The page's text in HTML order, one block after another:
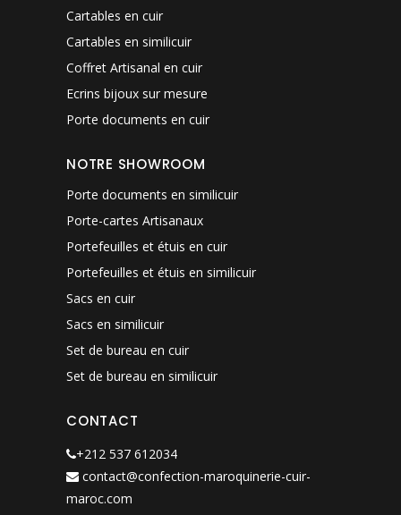
Cartables en cuir
Cartables en similicuir
Coffret Artisanal en cuir
Ecrins bijoux sur mesure
Porte documents en cuir
NOTRE SHOWROOM
Porte documents en similicuir
Porte-cartes Artisanaux
Portefeuilles et étuis en cuir
Portefeuilles et étuis en similicuir
Sacs en cuir
Sacs en similicuir
Set de bureau en cuir
Set de bureau en similicuir
CONTACT
+212 537 612034
contact@confection-maroquinerie-cuir-
maroc.com